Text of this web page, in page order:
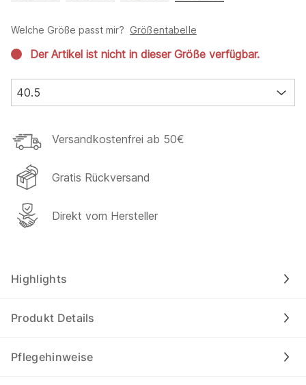
Welche Größe passt mir? Größentabelle
Der Artikel ist nicht in dieser Größe verfügbar.
40.5
Versandkostenfrei ab 50€
Gratis Rückversand
Direkt vom Hersteller
Highlights
Produkt Details
Pflegehinweise